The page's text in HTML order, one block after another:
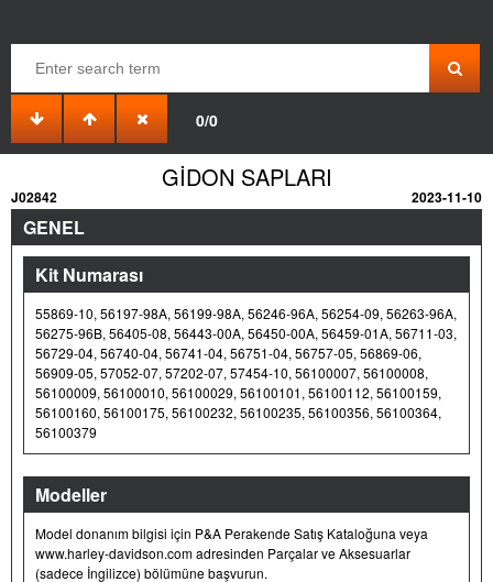
0/0
GİDON SAPLARI
J02842 2023-11-10
GENEL
Kit Numarası
55869-10, 56197-98A, 56199-98A, 56246-96A, 56254-09, 56263-96A,
56275-96B, 56405-08, 56443-00A, 56450-00A, 56459-01A, 56711-03,
56729-04, 56740-04, 56741-04, 56751-04, 56757-05, 56869-06,
56909-05, 57052-07, 57202-07, 57454-10, 56100007, 56100008,
56100009, 56100010, 56100029, 56100101, 56100112, 56100159,
56100160, 56100175, 56100232, 56100235, 56100356, 56100364,
56100379
Modeller
Model donanım bilgisi için P&A Perakende Satış Kataloğuna veya
www.harley-davidson.com adresinden Parçalar ve Aksesuarlar
(sadece İngilizce) bölümüne başvurun.